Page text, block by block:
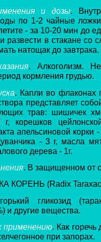
и дозы.
по 1-2 чайные
- за 10-20 мин до
развести в стакане со
натощак до завтрака.
. Алкоголизм.
кормления грудью.
. Капли во
представляет
трав: шишичек
г, корешков
апельсиновой корки
- 3 г, масла
дерева - 1г.
. В защищенном от
КОРЕНЬ (Radix
гликозид
и другие вещества.
применению. Как
при запорах.